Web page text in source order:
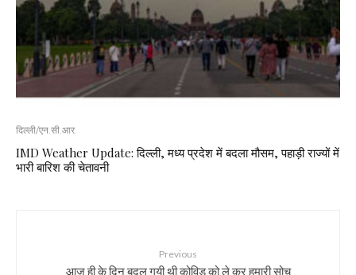
दिल्ली/एन.सी.आर.
IMD Weather Update: दिल्ली, मध्य प्रदेश में बदला मौसम, पहाड़ी राज्यों में
भारी बारिश की चेतावनी
Previous
आज ही के दिन बदल गयी थी कोविड को ले कर हमारी सोच